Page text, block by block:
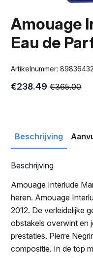
Amouage
Eau de
Artikelnummer:
€365.00
Oorspronkelijke
€238.49
Huidige
Beschrijving
Beschrijving
Amouage Interlude
heren. Amouage
2012. De verleidelijke
obstakels overwint en
prestaties. Pierre
compositie. In de top